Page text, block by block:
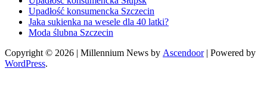
Upadłość konsumencka Szczecin
Jaka sukienka na wesele dla 40 latki?
Moda ślubna Szczecin
Copyright © 2026 | Millennium News by Ascendoor| Powered by
WordPress.